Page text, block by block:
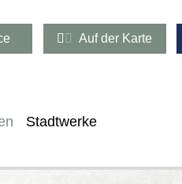
Auf der Karte
Stadtwerke